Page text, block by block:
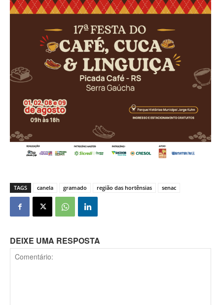
TAGS canela gramado região das hortênsias senac
DEIXE UMA RESPOSTA